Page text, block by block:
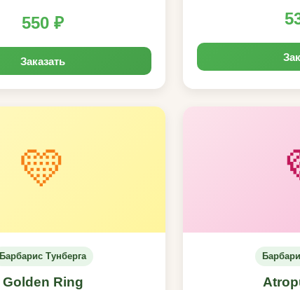
550 ₽
Заказать
💛
Барбарис Тунберга
Golden Ring